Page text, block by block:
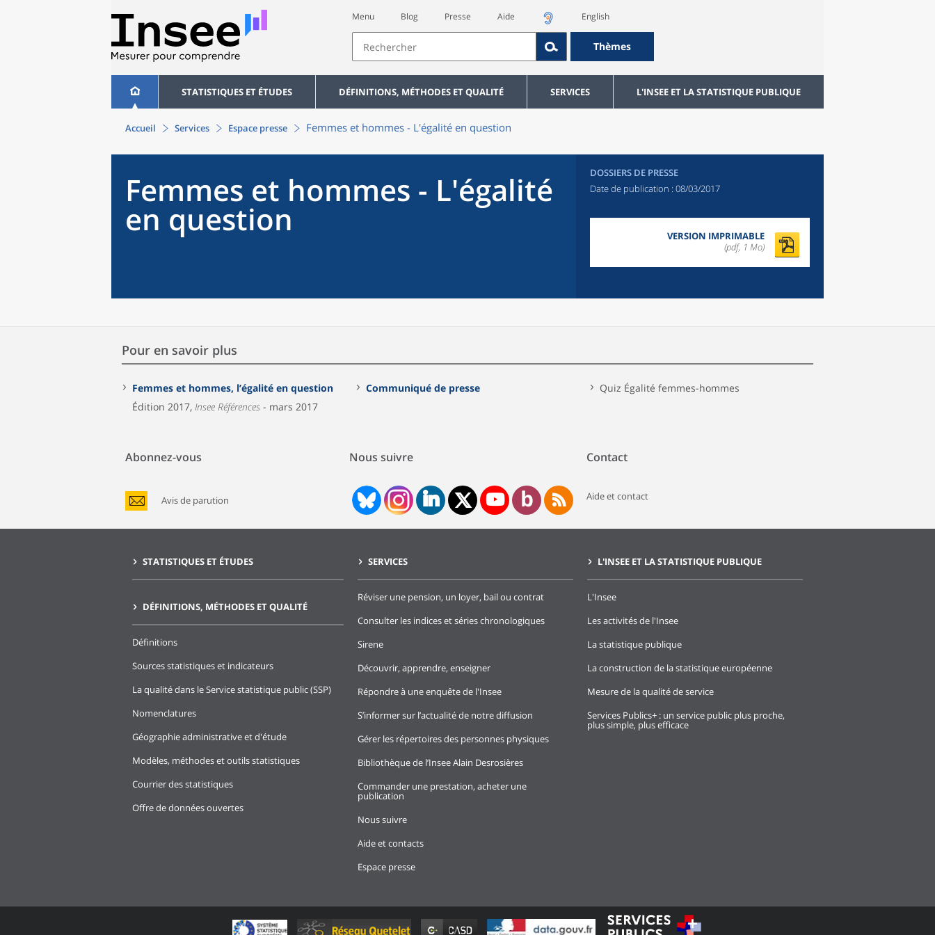
Menu Blog Presse Aide English
Thèmes
STATISTIQUES ET ÉTUDES DÉFINITIONS, MÉTHODES ET QUALITÉ SERVICES L'INSEE ET LA STATISTIQUE PUBLIQUE
Accueil Services Espace presse Femmes et hommes - L'égalité en question
Femmes et hommes - L'égalité
en question
DOSSIERS DE PRESSE
Date de publication : 08/03/2017
VERSION IMPRIMABLE
(pdf, 1 Mo)
Pour en savoir plus
Femmes et hommes, l’égalité en question
Édition 2017, Insee Références - mars 2017
Communiqué de presse Quiz Égalité femmes-hommes
Abonnez-vous
Avis de parution
Nous suivre Contact
Aide et contact
STATISTIQUES ET ÉTUDES
DÉFINITIONS, MÉTHODES ET QUALITÉ
Définitions
Sources statistiques et indicateurs
La qualité dans le Service statistique public (SSP)
Nomenclatures
Géographie administrative et d'étude
Modèles, méthodes et outils statistiques
Courrier des statistiques
Offre de données ouvertes
SERVICES
Réviser une pension, un loyer, bail ou contrat
Consulter les indices et séries chronologiques
Sirene
Découvrir, apprendre, enseigner
Répondre à une enquête de l'Insee
S’informer sur l’actualité de notre diffusion
Gérer les répertoires des personnes physiques
Bibliothèque de l’Insee Alain Desrosières
Commander une prestation, acheter une
publication
Nous suivre
Aide et contacts
Espace presse
L'INSEE ET LA STATISTIQUE PUBLIQUE
L'Insee
Les activités de l'Insee
La statistique publique
La construction de la statistique européenne
Mesure de la qualité de service
Services Publics+ : un service public plus proche,
plus simple, plus efficace